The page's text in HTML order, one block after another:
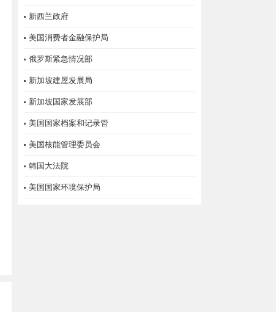
新西兰政府
美国消费者金融保护局
俄罗斯紧急情况部
新加坡建屋发展局
新加坡国家发展部
美国国家档案和记录管
美国核能管理委员会
韩国大法院
美国国家环境保护局